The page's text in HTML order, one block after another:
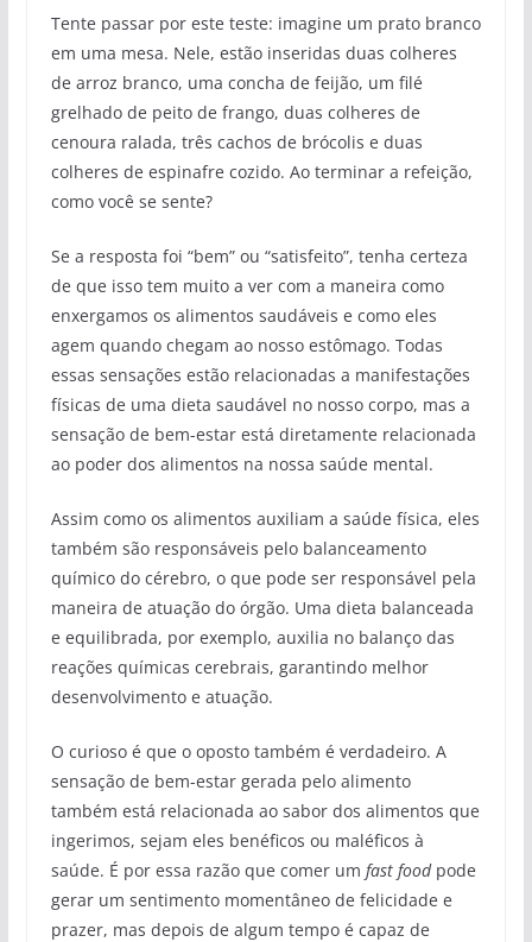
Tente passar por este teste: imagine um prato branco
em uma mesa. Nele, estão inseridas duas colheres
de arroz branco, uma concha de feijão, um filé
grelhado de peito de frango, duas colheres de
cenoura ralada, três cachos de brócolis e duas
colheres de espinafre cozido. Ao terminar a refeição,
como você se sente?
Se a resposta foi “bem” ou “satisfeito”, tenha certeza
de que isso tem muito a ver com a maneira como
enxergamos os alimentos saudáveis e como eles
agem quando chegam ao nosso estômago. Todas
essas sensações estão relacionadas a manifestações
físicas de uma dieta saudável no nosso corpo, mas a
sensação de bem-estar está diretamente relacionada
ao poder dos alimentos na nossa saúde mental.
Assim como os alimentos auxiliam a saúde física, eles
também são responsáveis pelo balanceamento
químico do cérebro, o que pode ser responsável pela
maneira de atuação do órgão. Uma dieta balanceada
e equilibrada, por exemplo, auxilia no balanço das
reações químicas cerebrais, garantindo melhor
desenvolvimento e atuação.
O curioso é que o oposto também é verdadeiro. A
sensação de bem-estar gerada pelo alimento
também está relacionada ao sabor dos alimentos que
ingerimos, sejam eles benéficos ou maléficos à
saúde. É por essa razão que comer um fast food pode
gerar um sentimento momentâneo de felicidade e
prazer, mas depois de algum tempo é capaz de